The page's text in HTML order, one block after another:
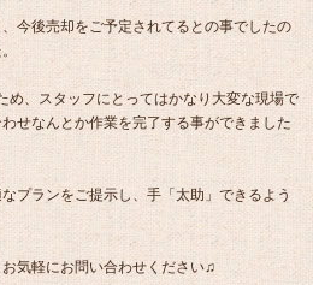
今後売却をご予定されてるとの事でしたの
め、スタッフにとってはかなり大変な現場で
せなんとか作業を完了する事ができました
プランをご提示し、手「太助」できるよう
気軽にお問い合わせください♫